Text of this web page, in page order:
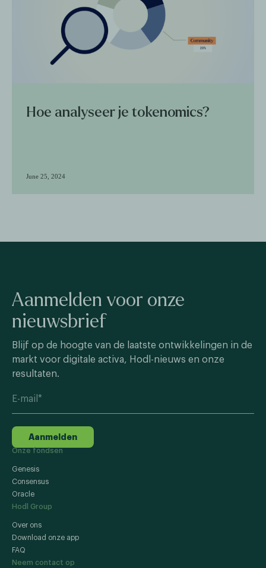
Hoe analyseer je tokenomics?
June 25, 2024
Aanmelden voor onze
nieuwsbrief
Blijf op de hoogte van de laatste ontwikkelingen in de
markt voor digitale activa, Hodl-nieuws en onze
resultaten.
Aanmelden
Onze fondsen
Genesis
Consensus
Oracle
Hodl Group
Over ons
Download onze app
FAQ
Neem contact op